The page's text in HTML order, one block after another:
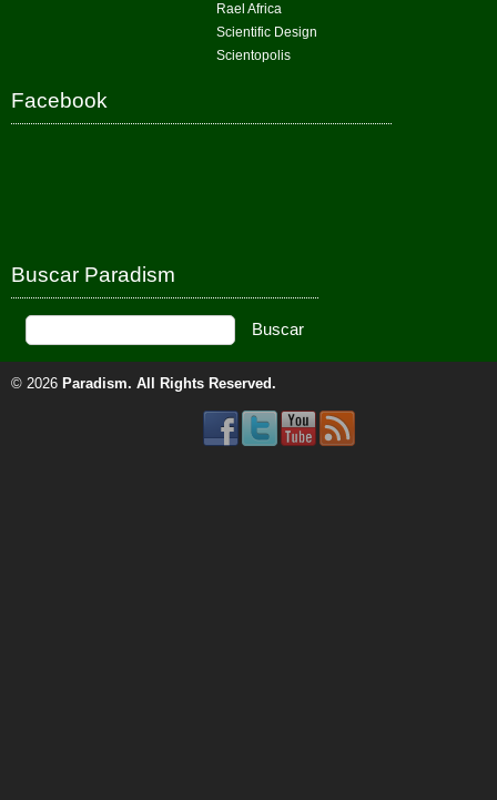
Rael Africa
Scientific Design
Scientopolis
Facebook
Buscar Paradism
© 2026 Paradism. All Rights Reserved.